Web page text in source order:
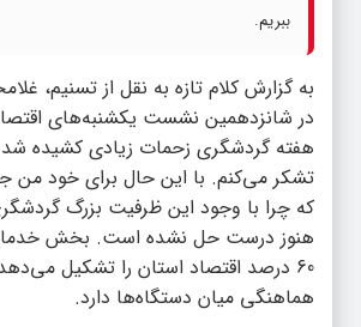
ببریم.
به گزارش کلام تازه به نقل از تسنیم،
در شانزدهمین نشست یکشنبه‌های
هفته گردشگری زحمات زیادی کشیده شد
تشکر می‌کنم. با این حال برای خود
که چرا با وجود این ظرفیت بزرگ
هنوز درست حل نشده است. بخش
60 درصد اقتصاد استان را تشکیل
هماهنگی میان دستگاه‌ها دارد.